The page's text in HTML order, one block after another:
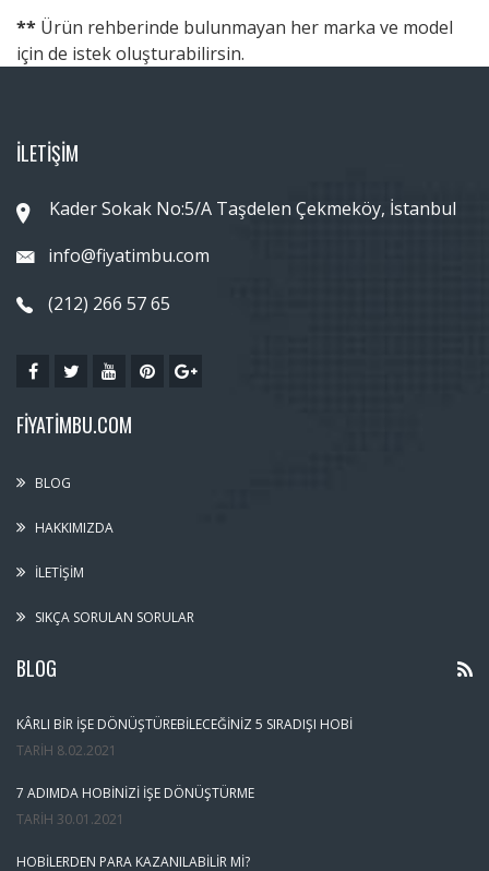
** Ürün rehberinde bulunmayan her marka ve model
için de istek oluşturabilirsin.
İLETİŞİM
Kader Sokak No:5/A Taşdelen Çekmeköy, İstanbul
info@fiyatimbu.com
(212) 266 57 65
FIYATIMBU.COM
BLOG
HAKKIMIZDA
İLETIŞIM
SIKÇA SORULAN SORULAR
BLOG
KÂRLI BIR İŞE DÖNÜŞTÜREBILECEĞINIZ 5 SIRADIŞI HOBI
TARIH 8.02.2021
7 ADIMDA HOBINIZI İŞE DÖNÜŞTÜRME
TARIH 30.01.2021
HOBILERDEN PARA KAZANILABILIR MI?